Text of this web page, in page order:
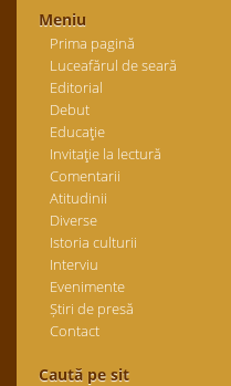
Meniu
Prima pagină
Luceafărul de seară
Editorial
Debut
Educaţie
Invitaţie la lectură
Comentarii
Atitudinii
Diverse
Istoria culturii
Interviu
Evenimente
Știri de presă
Contact
Caută pe sit